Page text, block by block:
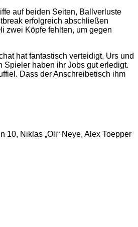
auf beiden Seiten, Ballverluste
erfolgreich abschließen
zwei Köpfe fehlten, um gegen
hat fantastisch verteidigt, Urs und
haben ihr Jobs gut erledigt.
Dass der Anschreibetisch ihm
Niklas „Oli“ Neye, Alex Toepper